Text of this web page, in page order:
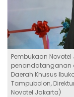
Pembukaan
penandatanganan
Daerah Khusus
Tampubolon,
Novotel Jakarta)